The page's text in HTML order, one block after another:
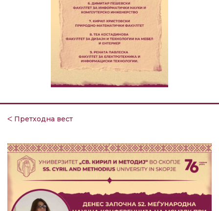
ᐸ Претходна вест